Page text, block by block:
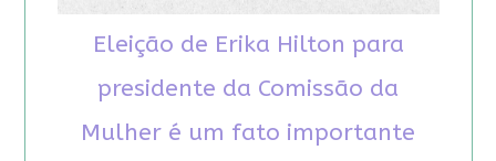
Eleição de Erika Hilton para
presidente da Comissão da
Mulher é um fato importante